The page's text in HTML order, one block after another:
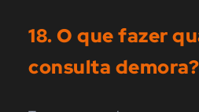
18. O que fazer
consulta demora?